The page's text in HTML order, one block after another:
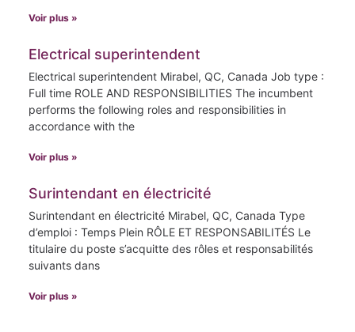
Voir plus »
Electrical superintendent
Electrical superintendent Mirabel, QC, Canada Job type :
Full time ROLE AND RESPONSIBILITIES The incumbent
performs the following roles and responsibilities in
accordance with the
Voir plus »
Surintendant en électricité
Surintendant en électricité Mirabel, QC, Canada Type
d’emploi : Temps Plein RÔLE ET RESPONSABILITÉS Le
titulaire du poste s’acquitte des rôles et responsabilités
suivants dans
Voir plus »